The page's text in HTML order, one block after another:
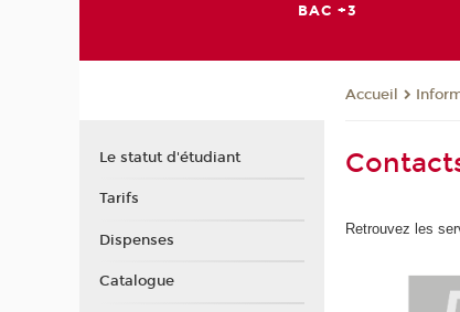
BAC +3
Accueil
Retrouvez les
Le statut d'étudiant
Tarifs
Dispenses
Catalogue